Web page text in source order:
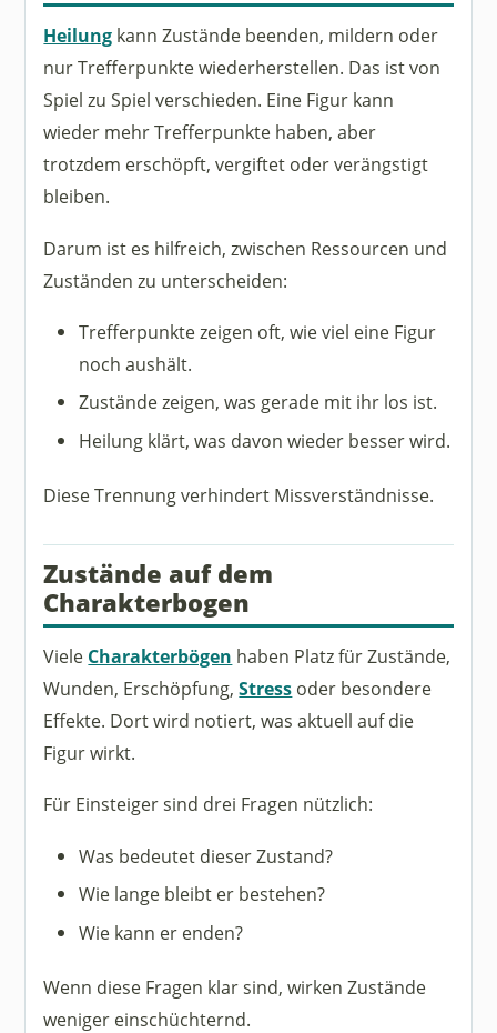
Heilung kann Zustände beenden, mildern oder
nur Trefferpunkte wiederherstellen. Das ist von
Spiel zu Spiel verschieden. Eine Figur kann
wieder mehr Trefferpunkte haben, aber
trotzdem erschöpft, vergiftet oder verängstigt
bleiben.
Darum ist es hilfreich, zwischen Ressourcen und
Zuständen zu unterscheiden:
Trefferpunkte zeigen oft, wie viel eine Figur
noch aushält.
Zustände zeigen, was gerade mit ihr los ist.
Heilung klärt, was davon wieder besser wird.
Diese Trennung verhindert Missverständnisse.
Zustände auf dem
Charakterbogen
Viele Charakterbögen haben Platz für Zustände,
Wunden, Erschöpfung,Stress oder besondere
Effekte. Dort wird notiert, was aktuell auf die
Figur wirkt.
Für Einsteiger sind drei Fragen nützlich:
Was bedeutet dieser Zustand?
Wie lange bleibt er bestehen?
Wie kann er enden?
Wenn diese Fragen klar sind, wirken Zustände
weniger einschüchternd.